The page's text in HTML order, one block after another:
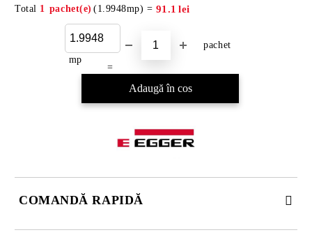
Total 1 pachet(e) (1.9948mp) = 91.1 lei
mp
pachet
COMANDĂ RAPIDĂ